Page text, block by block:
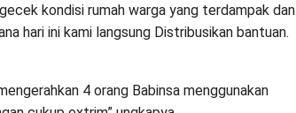
kondisi rumah warga yang terdampak dan
hari ini kami langsung Distribusikan bantuan.
4 orang Babinsa menggunakan